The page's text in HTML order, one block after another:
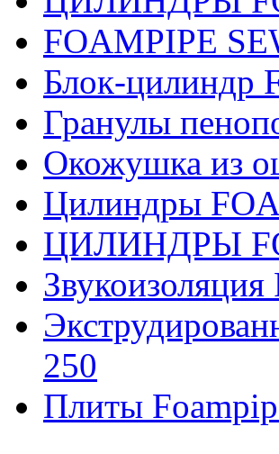
FOAMPIPE
Блок-цилиндр
Гранулы
Окожушка из
Цилиндры
ЦИЛИНДРЫ
250
Плиты